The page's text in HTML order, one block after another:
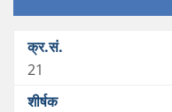
21